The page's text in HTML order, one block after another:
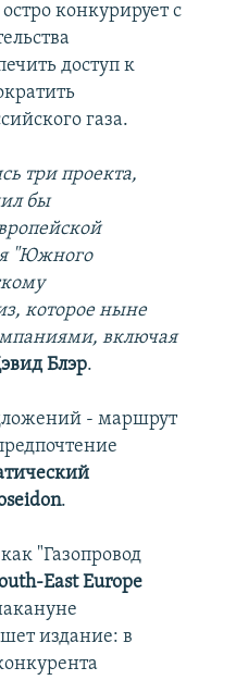
конкурирует с
доступ к
газа.
три проекта,
бы
"Южного
которое ныне
включая
Блэр.
- маршрут
.
"Газопровод
-East Europe
издание: в